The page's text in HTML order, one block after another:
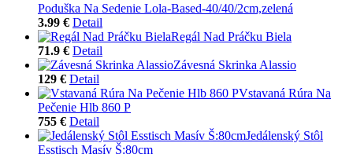
Poduška Na Sedenie Lola-Based-40/40/2cm,zelená
3.99 € Detail
Regál Nad Práčku Biela
71.9 € Detail
Závesná Skrinka Alassio
129 € Detail
Vstavaná Rúra Na
Pečenie Hlb 860 P
755 € Detail
Jedálenský Stôl
Esstisch Masív Š:80cm